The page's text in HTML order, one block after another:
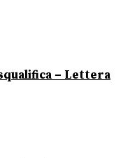
– Lettera